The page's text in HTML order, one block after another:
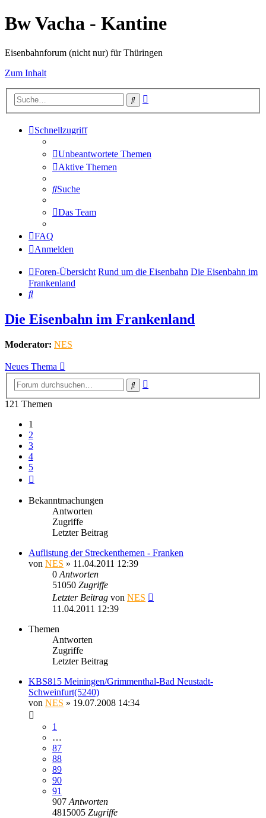
Bw Vacha - Kantine
Eisenbahnforum (nicht nur) für Thüringen
Zum Inhalt
Suche
Schnellzugriff
Unbeantwortete Themen
Aktive Themen
Suche
Das Team
FAQ
Anmelden
Foren-Übersicht Rund um die Eisenbahn Die Eisenbahn im
Frankenland
Suche
Die Eisenbahn im Frankenland
Moderator: NES
Neues Thema
Suche
121 Themen
1
2
3
4
5
Bekanntmachungen
Antworten
Zugriffe
Letzter Beitrag
Auflistung der Streckenthemen - Franken
von NES » 11.04.2011 12:39
0 Antworten
51050 Zugriffe
Letzter Beitrag von NES
11.04.2011 12:39
Themen
Antworten
Zugriffe
Letzter Beitrag
KBS815 Meiningen/Grimmenthal-Bad Neustadt-
Schweinfurt(5240)
von NES » 19.07.2008 14:34
1
…
87
88
89
90
91
907 Antworten
4815005 Zugriffe